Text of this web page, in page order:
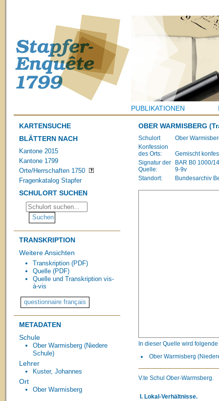
PUBLIKATIONEN
KARTENSUCHE
BLÄTTERN NACH
Kantone 2015
Kantone 1799
Orte/Herrschaften 1750
Fragenkatalog Stapfer
SCHULORT SUCHEN
TRANSKRIPTION
Weitere Ansichten
Transkription (PDF)
Quelle (PDF)
Quelle und Transkription vis-
à-vis
METADATEN
Schule
Ober Warmisberg (Niedere
Schule)
Lehrer
Kuster, Johannes
Ort
Ober Warmisberg
OBER WARMISBERG
Schulort
Ober
Konfession
des Orts:
Gemischt
Signatur der
Quelle:
BAR B0 1000/
9-9v
Standort:
Bundesarchiv
In dieser Quelle wird
Ober Warmisberg
V.te Schul Ober-Warmsberg.
I. Lokal-Verhältnisse.